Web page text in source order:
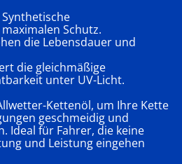
Schutz.
die Lebensdauer und
die gleichmäßige
unter UV-Licht.
Kettenöl, um Ihre Kette
geschmeidig und
Ideal für Fahrer, die keine
und Leistung eingehen